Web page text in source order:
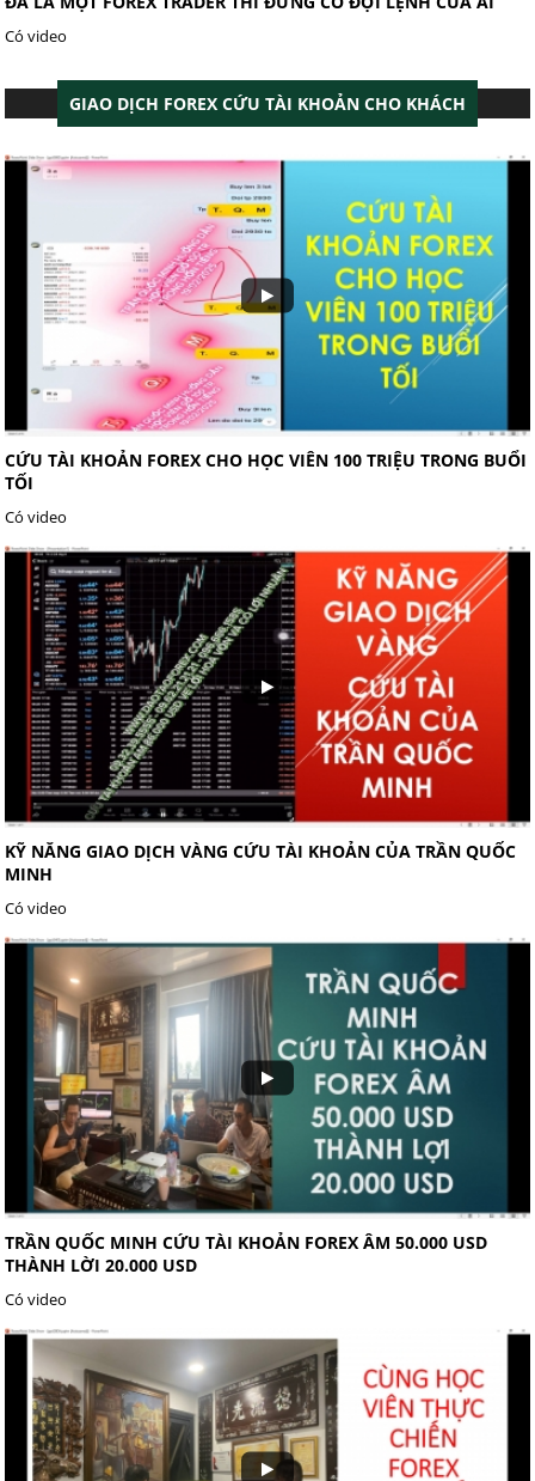
Có video
GIAO DỊCH FOREX CỨU TÀI KHOẢN CHO KHÁCH
CỨU TÀI KHOẢN FOREX CHO HỌC VIÊN 100 TRIỆU TRONG BUỔI
TỐI
Có video
KỸ NĂNG GIAO DỊCH VÀNG CỨU TÀI KHOẢN CỦA TRẦN QUỐC
MINH
Có video
TRẦN QUỐC MINH CỨU TÀI KHOẢN FOREX ÂM 50.000 USD
THÀNH LỜI 20.000 USD
Có video